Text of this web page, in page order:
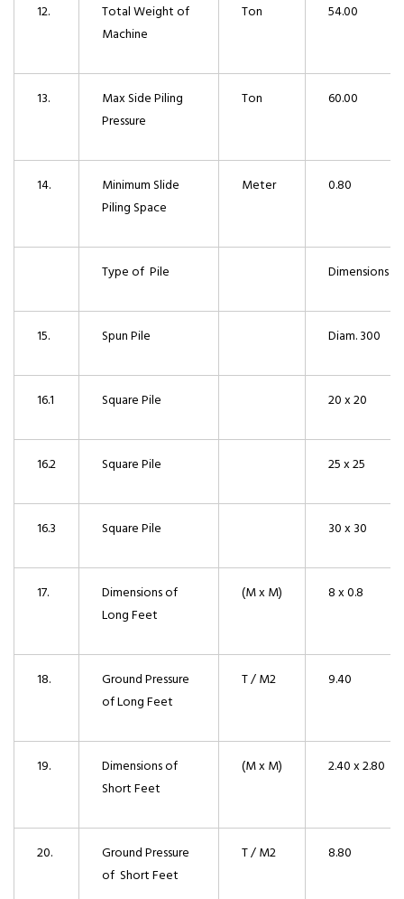
12.
Total Weight of
Machine
Ton 54.00
13.
Max Side Piling
Pressure
Ton 60.00
14.
Minimum Slide
Piling Space
Meter 0.80
Type of Pile Dimensions
15. Spun Pile Diam. 300
16.1 Square Pile 20 x 20
16.2 Square Pile 25 x 25
16.3 Square Pile 30 x 30
17.
Dimensions of
Long Feet
(M x M) 8 x 0.8
18.
Ground Pressure
of Long Feet
T / M2 9.40
19.
Dimensions of
Short Feet
(M x M) 2.40 x 2.80
20.
Ground Pressure
of Short Feet
T / M2 8.80